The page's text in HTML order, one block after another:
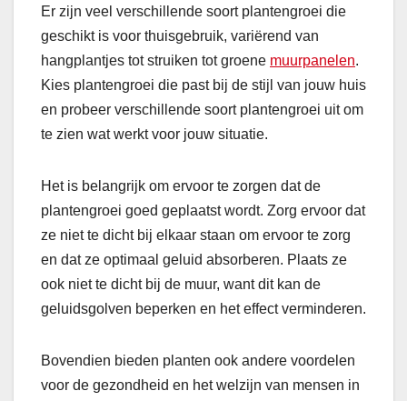
Er zijn veel verschillende soort plantengroei die
geschikt is voor thuisgebruik, variërend van
hangplantjes tot struiken tot groene muurpanelen.
Kies plantengroei die past bij de stijl van jouw huis
en probeer verschillende soort plantengroei uit om
te zien wat werkt voor jouw situatie.
Het is belangrijk om ervoor te zorgen dat de
plantengroei goed geplaatst wordt. Zorg ervoor dat
ze niet te dicht bij elkaar staan om ervoor te zorg
en dat ze optimaal geluid absorberen. Plaats ze
ook niet te dicht bij de muur, want dit kan de
geluidsgolven beperken en het effect verminderen.
Bovendien bieden planten ook andere voordelen
voor de gezondheid en het welzijn van mensen in